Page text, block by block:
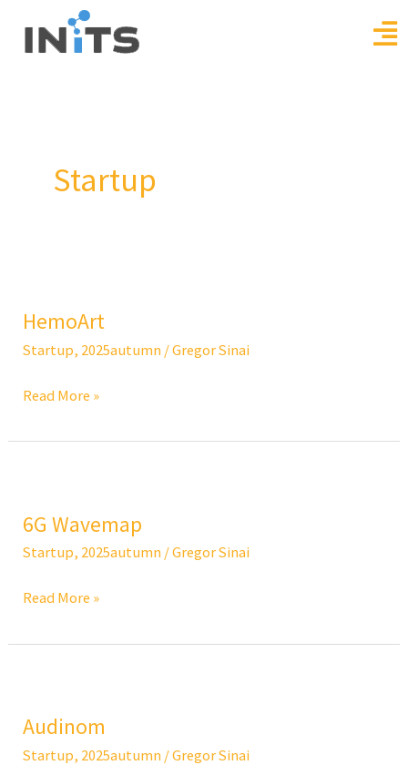
content
Startup
HemoArt
Startup, 2025autumn /Gregor Sinai
Read More »
6G Wavemap
Startup, 2025autumn /Gregor Sinai
Read More »
Audinom
Startup, 2025autumn /Gregor Sinai